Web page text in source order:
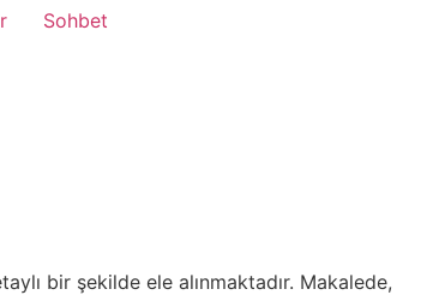
Sohbet
bir şekilde ele alınmaktadır. Makalede,